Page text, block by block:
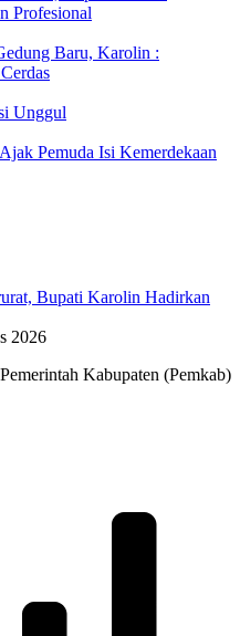
Profesional
Baru, Karolin :
Unggul
Pemuda Isi Kemerdekaan
Bupati Karolin Hadirkan
2026
Kabupaten (Pemkab)